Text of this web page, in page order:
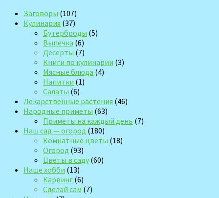
Заговоры (107)
Кулинария (37)
Бутерброды (5)
Выпечка (6)
Десерты (7)
Книги по кулинарии (3)
Мясные блюда (4)
Напитки (1)
Салаты (6)
Лекарственные растения (46)
Народные приметы (63)
Приметы на каждый день (7)
Наш сад — огород (180)
Комнатные цветы (18)
Огород (93)
Цветы в саду (60)
Наше хобби (13)
Карвинг (6)
Сделай сам (7)